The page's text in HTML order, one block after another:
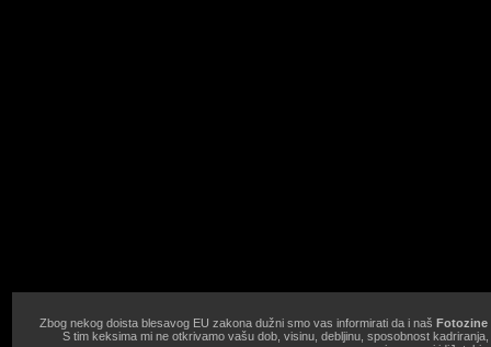
Zbog nekog doista blesavog EU zakona dužni smo vas informirati da i naš Fotozine
S tim keksima mi ne otkrivamo vašu dob, visinu, debljinu, sposobnost